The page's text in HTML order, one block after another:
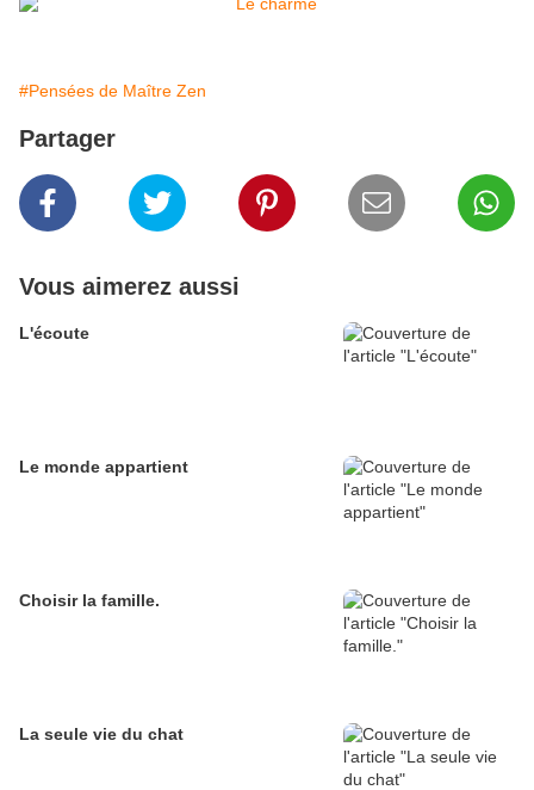
#Pensées de Maître Zen
Partager
Vous aimerez aussi
L'écoute
Le monde appartient
Choisir la famille.
La seule vie du chat